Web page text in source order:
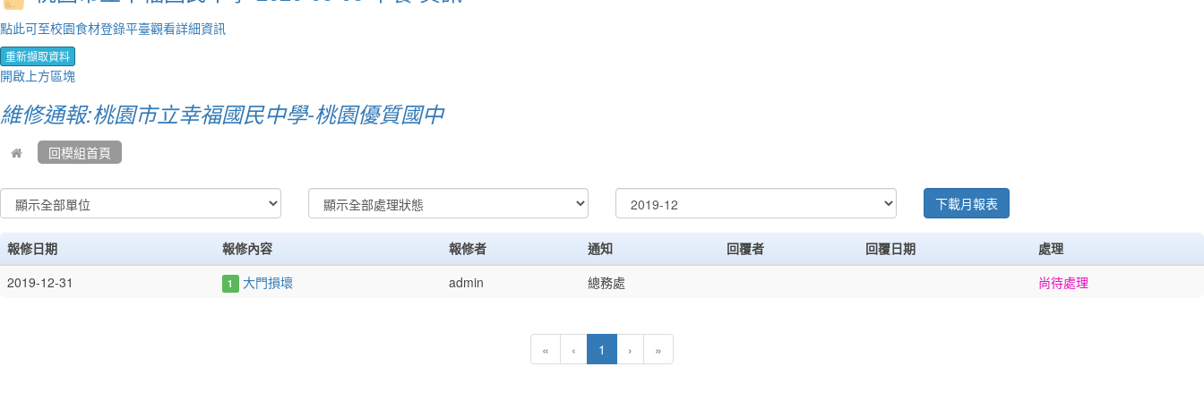
點此可至校園食材登錄平臺觀看詳細資訊
重新擷取資料
開啟上方區塊
維修通報:桃園市立幸福國民中學-桃園優質國中
回模組首頁
下載月報表
報修日期 報修內容 報修者 通知 回覆者 回覆日期
處理
2019-12-31
1 大門損壞 admin 總務處 尚待處理
« ‹ 1 (current)
› »